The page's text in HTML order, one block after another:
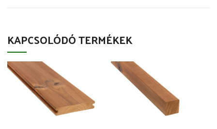
KAPCSOLÓDÓ TERMÉKEK